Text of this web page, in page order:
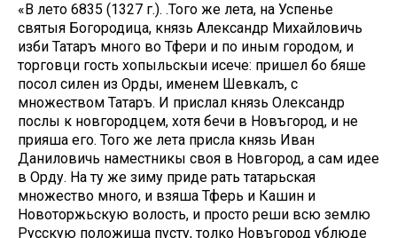
«В лето 6835 (1327 г.). .Того же лета, на Успенье
святыя Богородица, князь Александр Михайловичь
изби Татаръ много во Тфери и по иным городом, и
торговци гость хопыльскыи исече: пришел бо бяше
посол силен из Орды, именем Шевкалъ, с
множеством Татаръ. И прислал князь Олександр
послы к новгородцем, хотя бечи в Новъгород, и не
прияша его. Того же лета присла князь Иван
Даниловичь наместникы своя в Новгород, а сам идее
в Орду. На ту же зиму приде рать татарьская
множество много, и взяша Тферь и Кашин и
Новоторжьскую волость, и просто реши всю землю
Русскую положиша пусту, толко Новъгород ублюде